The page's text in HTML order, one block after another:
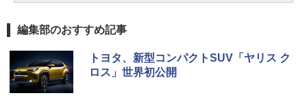
編集部のおすすめ記事
トヨタ、新型コンパクトSUV「ヤリス ク
ロス」世界初公開